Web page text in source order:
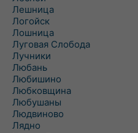
Лешница
Логойск
Лошница
Луговая Слобода
Лучники
Любань
Любишино
Любковщина
Любушаны
Людвиново
Лядно